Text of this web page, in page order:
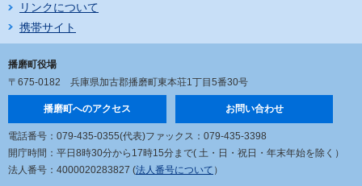
リンクについて
携帯サイト
播磨町役場
〒675-0182 兵庫県加古郡播磨町東本荘1丁目5番30号
播磨町へのアクセス お問い合わせ
電話番号：079-435-0355(代表)ファックス：079-435-3398
開庁時間：平日8時30分から17時15分まで( 土・日・祝日・年末年始を除く）
法人番号：4000020283827 (法人番号について ）